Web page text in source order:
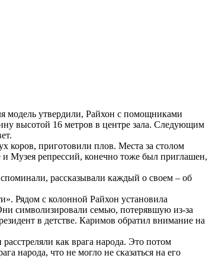
модель утвердили, Райхон с помощниками
высотой 16 метров в центре зала. Следующим
коров, приготовили плов. Места за столом
Музея репрессий, конечно тоже был приглашен,
рассказывали каждый о своем – об
Рядом с колонной Райхон установила
символизировали семью, потерявшую из-за
в детстве. Каримов обратил внимание на
как врага народа. Это потом
народа, что не могло не сказаться на его